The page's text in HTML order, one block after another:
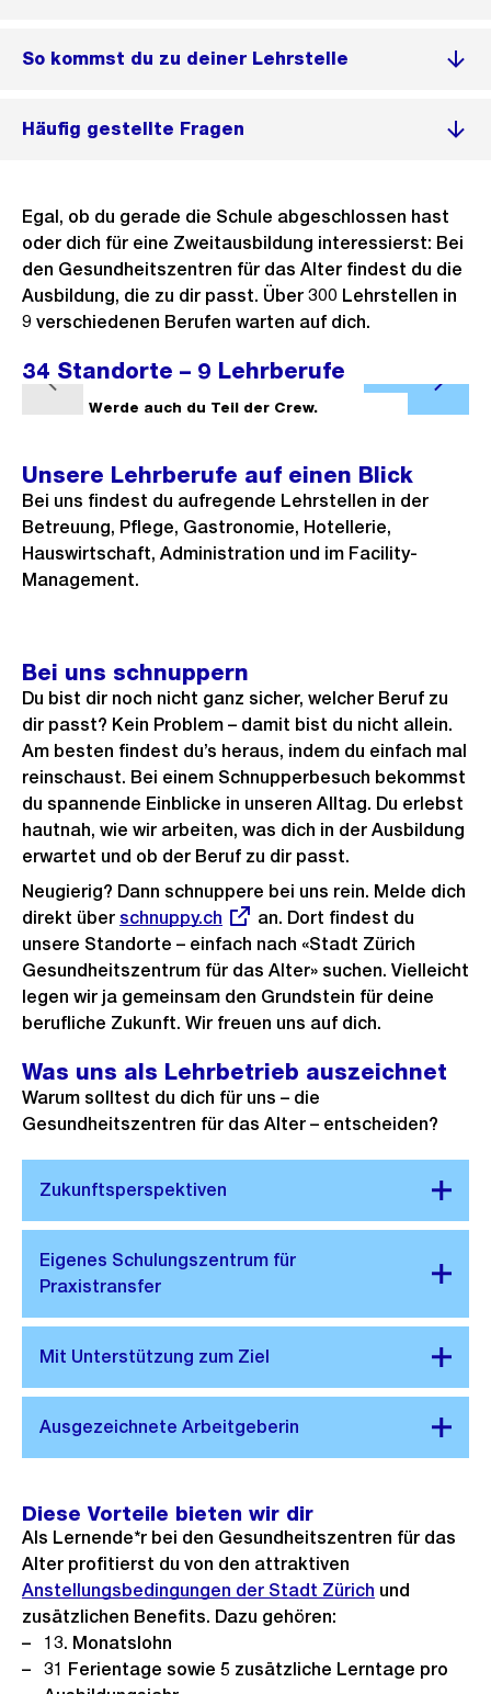
So kommst du zu deiner Lehrstelle
Häufig gestellte Fragen
Egal, ob du gerade die Schule abgeschlossen hast
oder dich für eine Zweitausbildung interessierst: Bei
den Gesundheitszentren für das Alter findest du die
Ausbildung, die zu dir passt. Über 300 Lehrstellen in
9 verschiedenen Berufen warten auf dich.
34 Standorte – 9 Lehrberufe
h
r
i
s
n
e
i
G
r
o
s
s
n
s
i
c
h
Werde auch du Teil der Crew.
Unsere Lehrberufe auf einen Blick
Bei uns findest du aufregende Lehrstellen in der
Betreuung, Pflege, Gastronomie, Hotellerie,
Hauswirtschaft, Administration und im Facility-
Management.
Bei uns schnuppern
Du bist dir noch nicht ganz sicher, welcher Beruf zu
dir passt? Kein Problem – damit bist du nicht allein.
Am besten findest du’s heraus, indem du einfach mal
reinschaust. Bei einem Schnupperbesuch bekommst
du spannende Einblicke in unseren Alltag. Du erlebst
hautnah, wie wir arbeiten, was dich in der Ausbildung
erwartet und ob der Beruf zu dir passt.
Neugierig? Dann schnuppere bei uns rein. Melde dich
direkt über Externer
Link:
schnuppy.ch
an. Dort findest du
unsere Standorte – einfach nach «Stadt Zürich
Gesundheitszentrum für das Alter» suchen. Vielleicht
legen wir ja gemeinsam den Grundstein für deine
berufliche Zukunft. Wir freuen uns auf dich.
Was uns als Lehrbetrieb auszeichnet
Warum solltest du dich für uns – die
Gesundheitszentren für das Alter – entscheiden?
Diese Vorteile bieten wir dir
Als Lernende*r bei den Gesundheitszentren für das
Alter profitierst du von den attraktiven
Anstellungsbedingungen der Stadt Zürich und
zusätzlichen Benefits. Dazu gehören:
13. Monatslohn
31 Ferientage sowie 5 zusätzliche Lerntage pro